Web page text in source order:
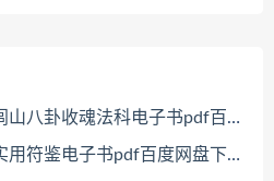
收魂法科电子书pdf百度网盘下载学习
鉴电子书pdf百度网盘下载学习